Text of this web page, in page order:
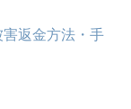
返金方法・手